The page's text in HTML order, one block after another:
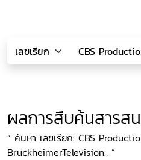
ผลการสืบค้นสารส
“ ค้นหา เลขเรียก: CBS
BruckheimerTelevision., ”